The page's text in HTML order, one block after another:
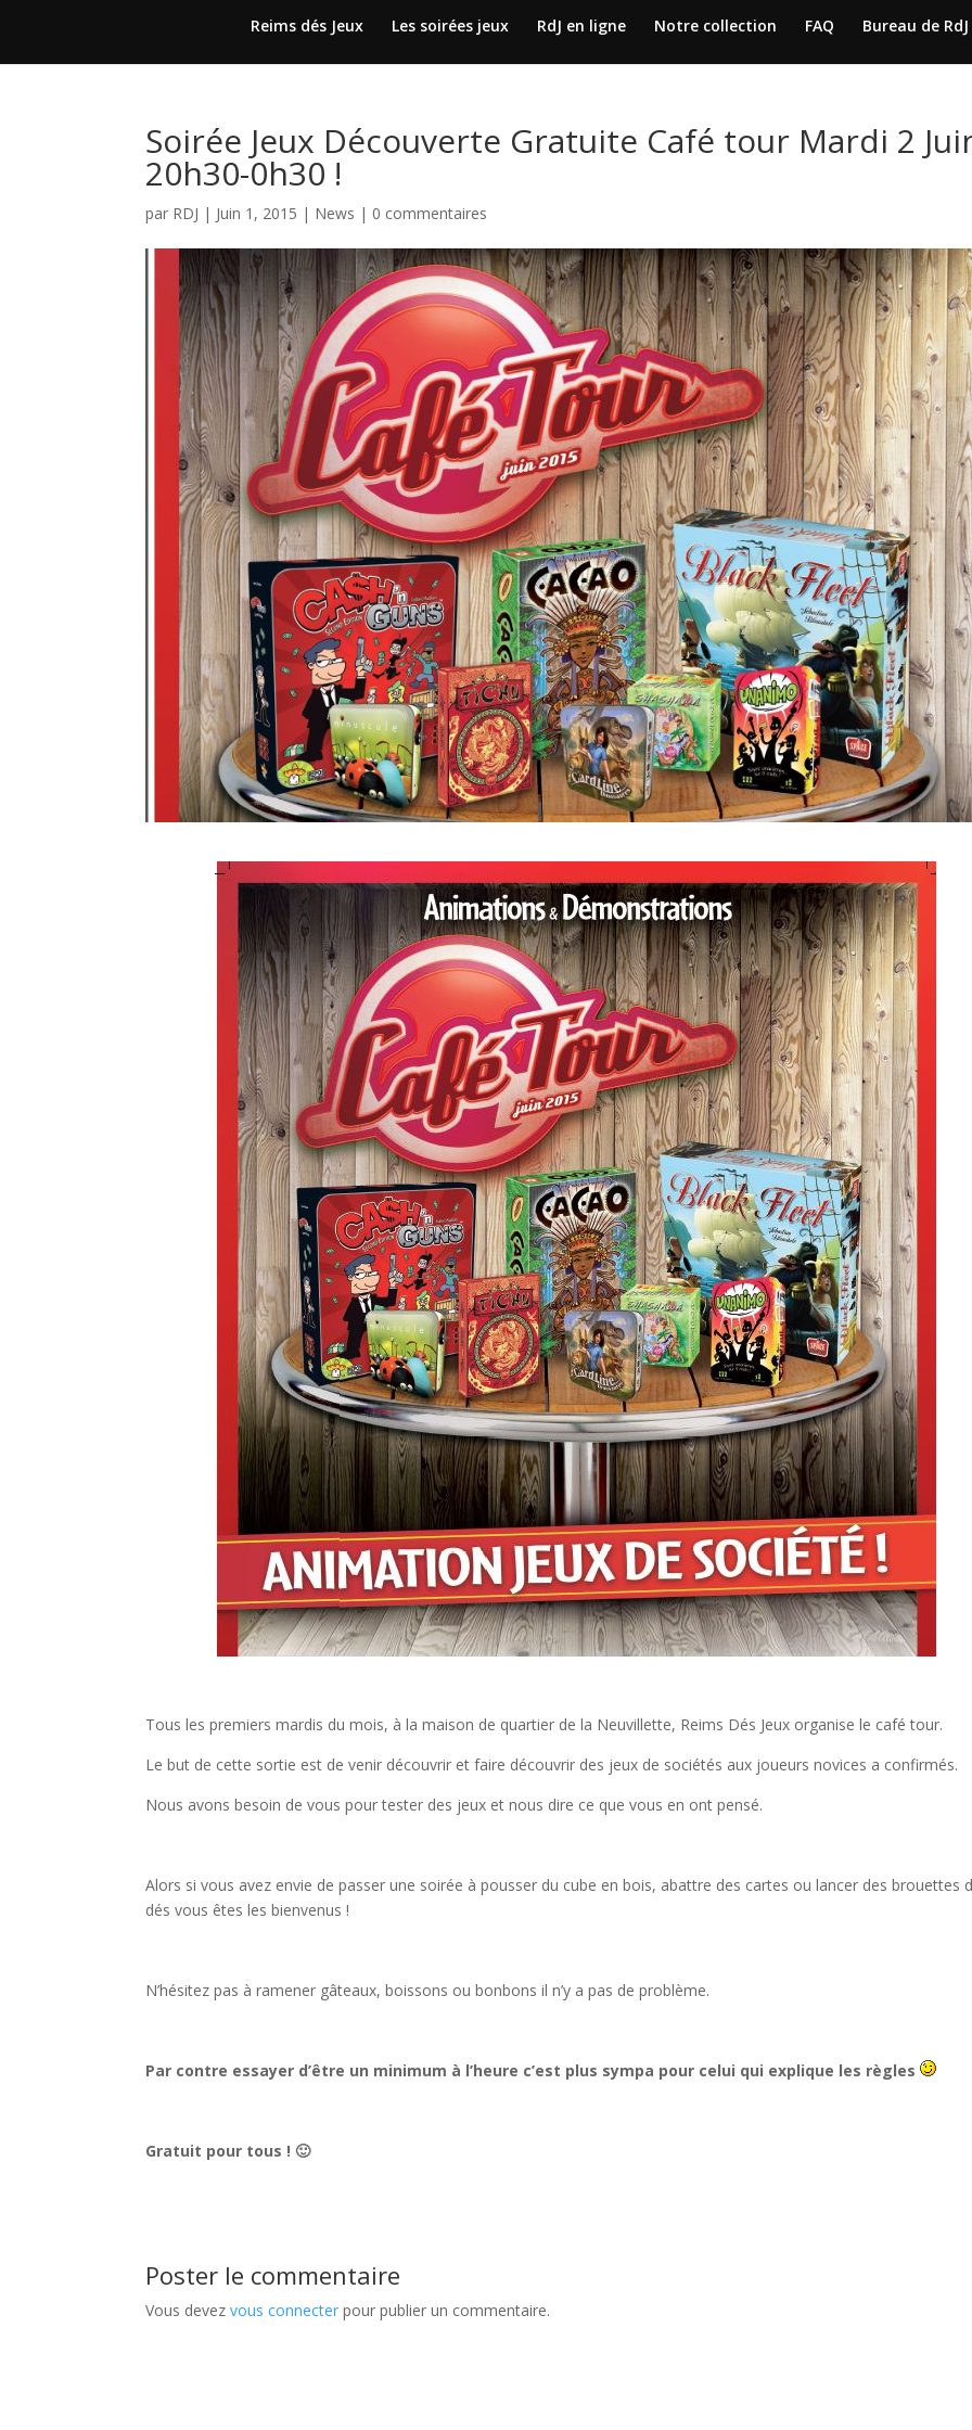
Reims dés Jeux Les soirées jeux RdJ en ligne Notre collection FAQ Bureau de RdJ
Soirée Jeux Découverte Gratuite Café tour Mardi 2
20h30-0h30 !
par RDJ | Juin 1, 2015 | News | 0 commentaires
Tous les premiers mardis du mois, à la maison de quartier de la Neuvillette, Reims Dés Jeux organise le café tour.
Le but de cette sortie est de venir découvrir et faire découvrir des jeux de sociétés aux joueurs novices a confirmés.
Nous avons besoin de vous pour tester des jeux et nous dire ce que vous en ont pensé.
Alors si vous avez envie de passer une soirée à pousser du cube en bois, abattre des cartes ou lancer des brouettes
dés vous êtes les bienvenus !
N’hésitez pas à ramener gâteaux, boissons ou bonbons il n’y a pas de problème.
Par contre essayer d’être un minimum à l’heure c’est plus sympa pour celui qui explique les règles
Gratuit pour tous ! 🙂
Poster le commentaire
Vous devezvous connecter pour publier un commentaire.